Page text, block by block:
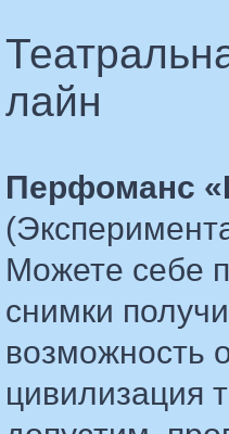
лайн
Перфоманс
Можете себе
снимки
возможность
цивилизация